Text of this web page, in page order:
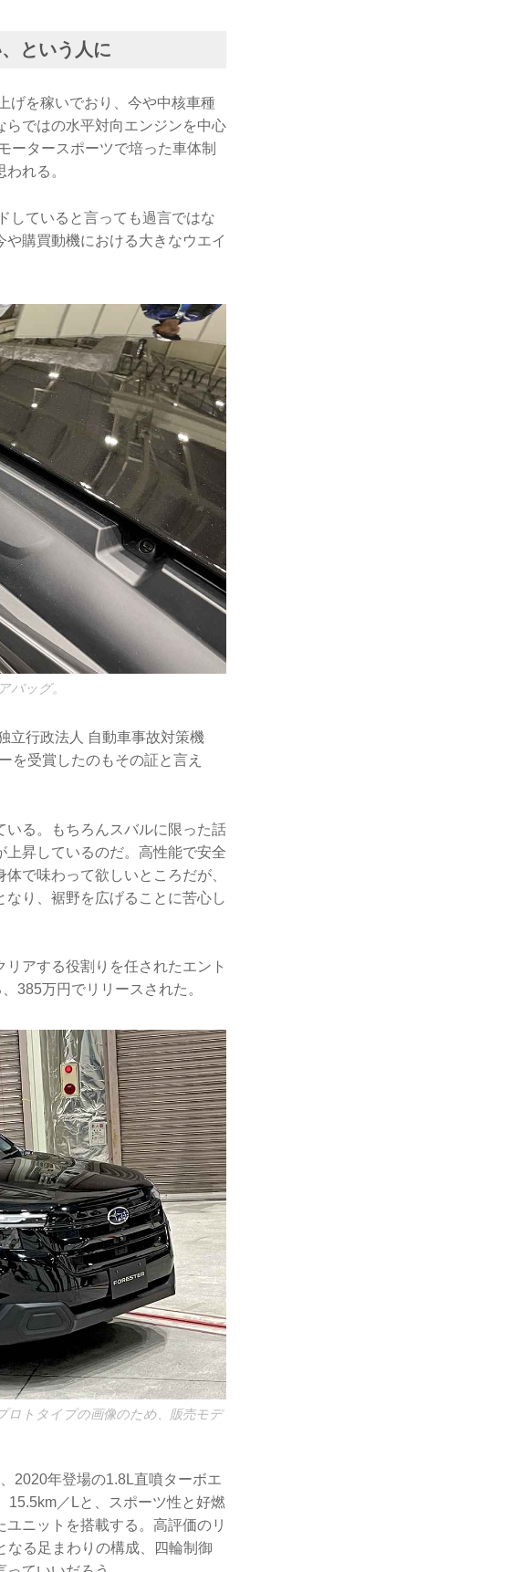
という人に
げを稼いでおり、今や中核車種
らではの水平対向エンジンを中心
ータースポーツで培った車体制
れる。
していると言っても過言ではな
購買動機における大きなウエイ
バッグ。
立行政法人 自動車事故対策機
を受賞したのもその証と言え
る。もちろんスバルに限った話
昇しているのだ。高性能で安全
で味わって欲しいところだが、
り、裾野を広げることに苦心し
アする役割りを任されたエント
385万円でリリースされた。
ロトタイプの画像のため、販売モデ
2020年登場の1.8L直噴ターボエ
15.5km／Lと、スポーツ性と好燃
ニットを搭載する。高評価のリ
なる足まわりの構成、四輪制御